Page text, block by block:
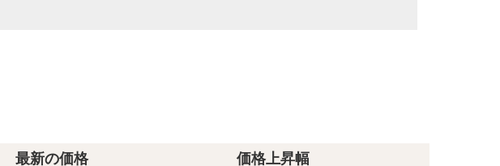
最新の価格 価格上昇幅